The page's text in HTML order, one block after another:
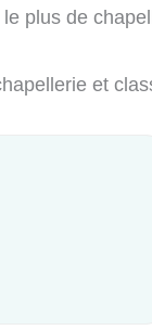
plus de
et